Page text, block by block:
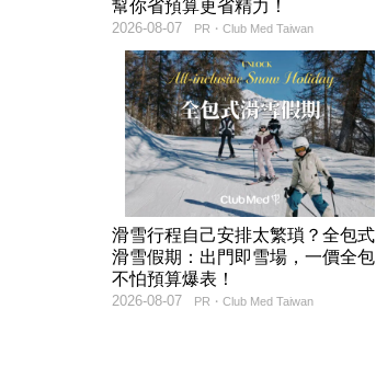
幫你省預算更省精力！
PR・Club Med Taiwan
2026-08-07
滑雪行程自己安排太繁瑣？全包式
滑雪假期：出門即雪場，一價全包
不怕預算爆表！
PR・Club Med Taiwan
2026-08-07